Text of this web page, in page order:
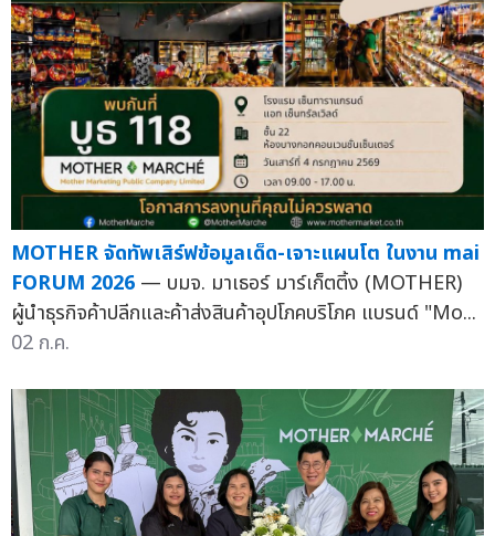
MOTHER จัดทัพเสิร์ฟข้อมูลเด็ด-เจาะแผนโต ในงาน mai
FORUM 2026 — บมจ. มาเธอร์ มาร์เก็ตติ้ง (MOTHER)
ผู้นำธุรกิจค้าปลีกและค้าส่งสินค้าอุปโภคบริโภค แบรนด์ "Mo...
02 ก.ค.